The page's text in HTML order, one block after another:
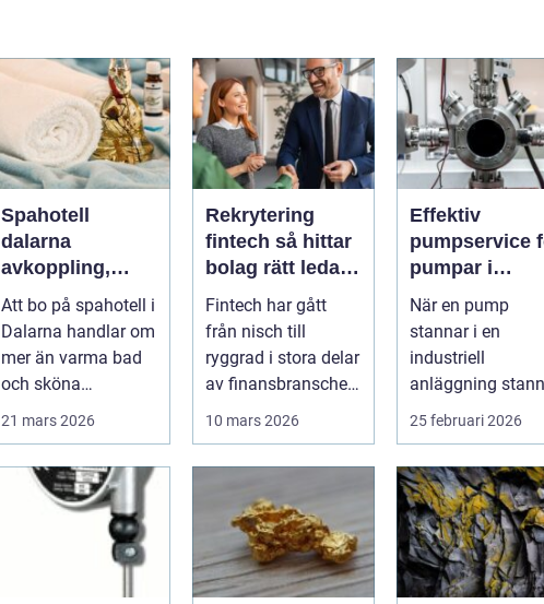
Spahotell
dalarna
avkoppling,
natur och
smaker i hjärtat
av landskapet
Att bo på spahotell i
Dalarna handlar om
mer än varma bad
och sköna
s...
21 mars 2026
Rekrytering
fintech så hittar
bolag rätt ledare
i en reglerad
tillväxtbransch
Fintech har gått
från nisch till
ryggrad i stora delar
av finansbranschen.
10 mars 2026
Effektiv
pumpservice
pumpar i
industrin – så
undviker du
kostsamma
driftstopp
När en pump
stannar i en
industriell
anläggning
ofta produktionen
25 februari 2026